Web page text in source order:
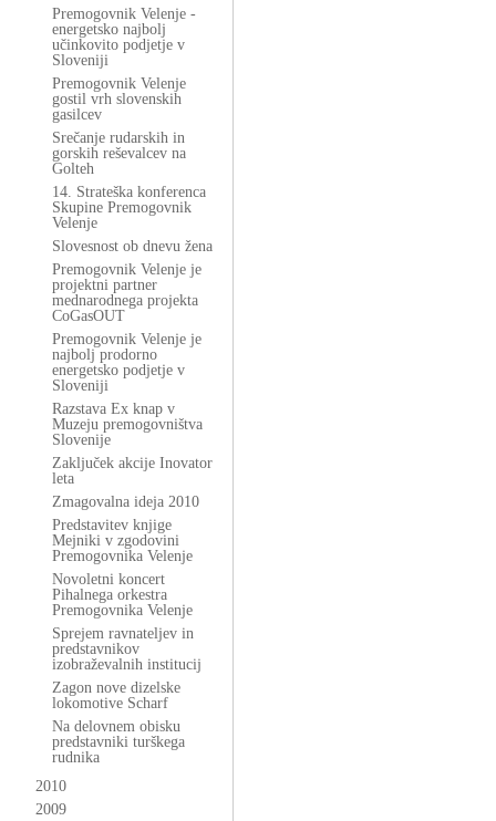
Premogovnik Velenje -
energetsko najbolj
učinkovito podjetje v
Sloveniji
Premogovnik Velenje
gostil vrh slovenskih
gasilcev
Srečanje rudarskih in
gorskih reševalcev na
Golteh
14. Strateška konferenca
Skupine Premogovnik
Velenje
Slovesnost ob dnevu žena
Premogovnik Velenje je
projektni partner
mednarodnega projekta
CoGasOUT
Premogovnik Velenje je
najbolj prodorno
energetsko podjetje v
Sloveniji
Razstava Ex knap v
Muzeju premogovništva
Slovenije
Zaključek akcije Inovator
leta
Zmagovalna ideja 2010
Predstavitev knjige
Mejniki v zgodovini
Premogovnika Velenje
Novoletni koncert
Pihalnega orkestra
Premogovnika Velenje
Sprejem ravnateljev in
predstavnikov
izobraževalnih institucij
Zagon nove dizelske
lokomotive Scharf
Na delovnem obisku
predstavniki turškega
rudnika
2010
2009